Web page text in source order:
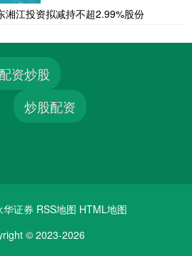
湘江投资拟减持不超2.99%股份
资炒股
炒股配资
华证券 RSS地图 HTML地图
© 2023-2026